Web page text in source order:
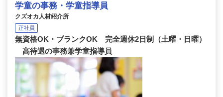
学童の事務・学童指導員
クズオカ人材紹介所
正社員
無資格OK・ブランクOK 完全週休2日制（土曜・日曜）
高待遇の事務兼学童指導員